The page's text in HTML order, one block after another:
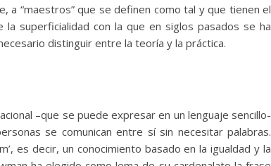
“maestros” que se definen como tal y que tienen el
superficialidad con la que en siglos pasados se ha
distinguir entre la teoría y la práctica.
–que se puede expresar en un lenguaje sencillo-
se comunican entre sí sin necesitar palabras.
es decir, un conocimiento basado en la igualdad y la